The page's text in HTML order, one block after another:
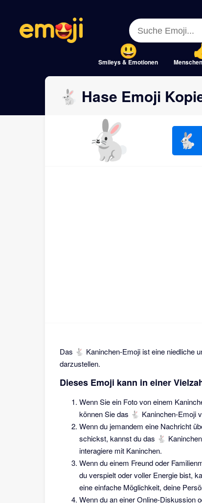
Smileys & Emotionen
Close
Close
🐇 Hase Emoji
🐇 🐇
Das 🐇 Kaninchen-Emoji ist eine niedliche
darzustellen.
Dieses Emoji kann in einer
Wenn Sie ein Foto von einem
können Sie das 🐇 Kaninchen-Emoji
Wenn du jemandem eine Nachricht
schickst, kannst du das 🐇
interagiere mit Kaninchen.
Wenn du einem Freund oder
du verspielt oder voller Energie bist,
eine einfache Möglichkeit, deine
Wenn du an einer Online-Diskussion